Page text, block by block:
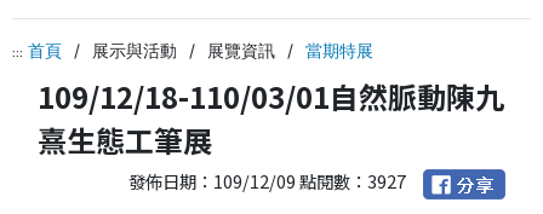
::: 首頁 / 展示與活動 / 展覽資訊 / 當期特展
109/12/18-110/03/01自然脈動陳九
熹生態工筆展
發佈日期：109/12/09 點閱數：3927